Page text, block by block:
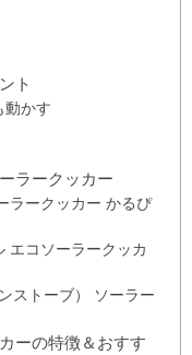
ト
動かす
ラークッカー
ラークッカー かるぴ
エコソーラークッカ
ストーブ） ソーラー
ーの特徴＆おすす